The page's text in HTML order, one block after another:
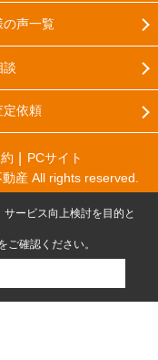
の声一覧
談
定依頼
PCサイト
産 All rights reserved.
ービス向上検討を目的と
ご確認ください。